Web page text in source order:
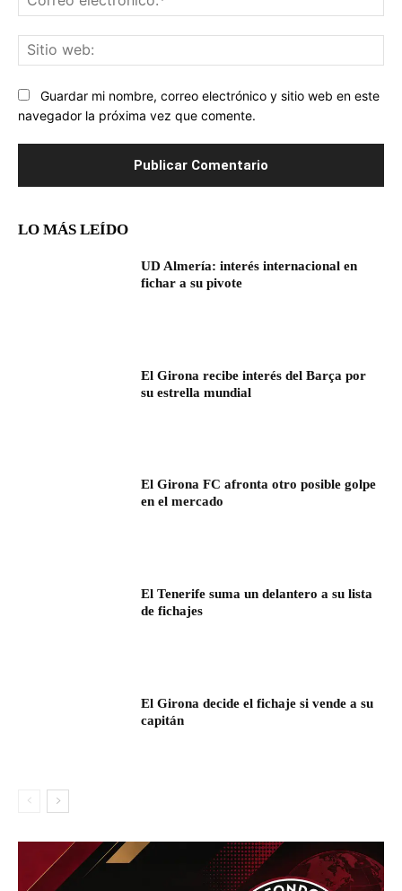
Guardar mi nombre, correo electrónico y sitio web en este
navegador la próxima vez que comente.
LO MÁS LEÍDO
UD Almería: interés internacional en
fichar a su pivote
El Girona recibe interés del Barça por
su estrella mundial
El Girona FC afronta otro posible golpe
en el mercado
El Tenerife suma un delantero a su lista
de fichajes
El Girona decide el fichaje si vende a su
capitán